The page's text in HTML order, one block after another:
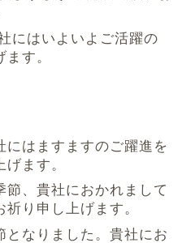
にはいよいよご活躍の
す。
にはますますのご躍進を
ます。
節、貴社におかれまして
り申し上げます。
となりました。貴社にお